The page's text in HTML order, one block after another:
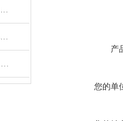
菲尼克斯电缆在智能电网中的应用
穆尔接插件的重要性及其对软件开发的影响
Murr电源是什么类型的电源，主要用于哪些领域？
产
您的单